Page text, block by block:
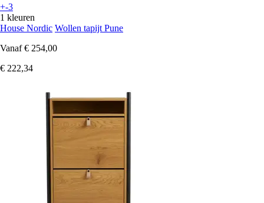
+-3
1 kleuren
House Nordic Wollen tapijt Pune
Vanaf € 254,00
€ 222,34